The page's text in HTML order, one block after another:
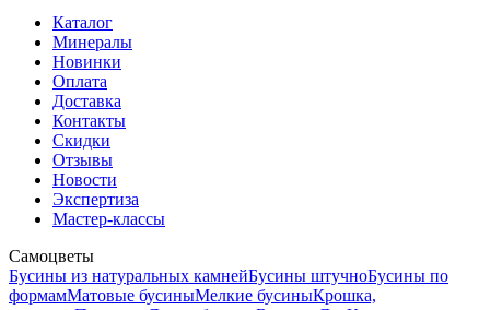
Каталог
Минералы
Новинки
Оплата
Доставка
Контакты
Скидки
Отзывы
Новости
Экспертиза
Мастер-классы
Самоцветы
Бусины из натуральных камнейБусины штучноБусины по
формамМатовые бусиныМелкие бусиныКрошка,